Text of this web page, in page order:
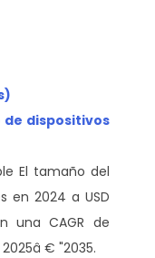
de dispositivos
El tamaño del
en 2024 a USD
una CAGR de
€ "2035.